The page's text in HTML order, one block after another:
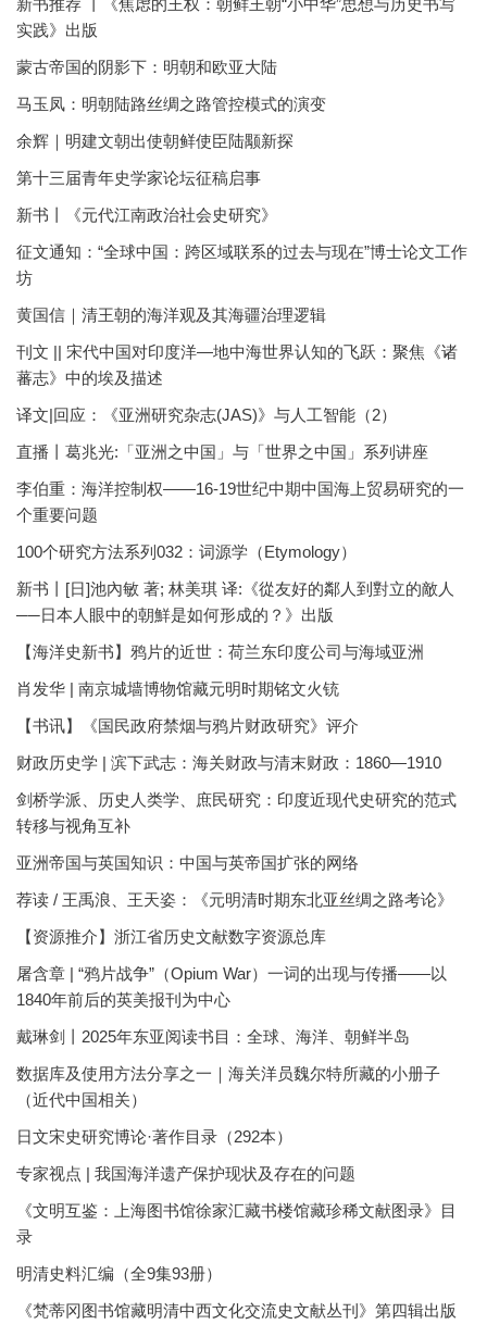
新书推荐 丨《焦虑的王权：朝鲜王朝“小中华”思想与历史书写
实践》出版
蒙古帝国的阴影下：明朝和欧亚大陆
马玉凤：明朝陆路丝绸之路管控模式的演变
余辉｜明建文朝出使朝鲜使臣陆颙新探
第十三届青年史学家论坛征稿启事
新书丨《元代江南政治社会史研究》
征文通知：“全球中国：跨区域联系的过去与现在”博士论文工作
坊
黄国信｜清王朝的海洋观及其海疆治理逻辑
刊文 || 宋代中国对印度洋—地中海世界认知的飞跃：聚焦《诸
蕃志》中的埃及描述
译文|回应：《亚洲研究杂志(JAS)》与人工智能（2）
直播丨葛兆光:「亚洲之中国」与「世界之中国」系列讲座
李伯重：海洋控制权——16-19世纪中期中国海上贸易研究的一
个重要问题
100个研究方法系列032：词源学（Etymology）
新书丨[日]池內敏 著; 林美琪 译:《從友好的鄰人到對立的敵人
──日本人眼中的朝鮮是如何形成的？》出版
【海洋史新书】鸦片的近世：荷兰东印度公司与海域亚洲
肖发华 | 南京城墙博物馆藏元明时期铭文火铳
【书讯】《国民政府禁烟与鸦片财政研究》评介
财政历史学 | 滨下武志：海关财政与清末财政：1860—1910
剑桥学派、历史人类学、庶民研究：印度近现代史研究的范式
转移与视角互补
亚洲帝国与英国知识：中国与英帝国扩张的网络
荐读 / 王禹浪、王天姿：《元明清时期东北亚丝绸之路考论》
【资源推介】浙江省历史文献数字资源总库
屠含章 | “鸦片战争”（Opium War）一词的出现与传播——以
1840年前后的英美报刊为中心
戴琳剑丨2025年东亚阅读书目：全球、海洋、朝鲜半岛
数据库及使用方法分享之一｜海关洋员魏尔特所藏的小册子
（近代中国相关）
日文宋史研究博论·著作目录（292本）
专家视点 | 我国海洋遗产保护现状及存在的问题
《文明互鉴：上海图书馆徐家汇藏书楼馆藏珍稀文献图录》目
录
明清史料汇编（全9集93册）
《梵蒂冈图书馆藏明清中西文化交流史文献丛刊》第四辑出版